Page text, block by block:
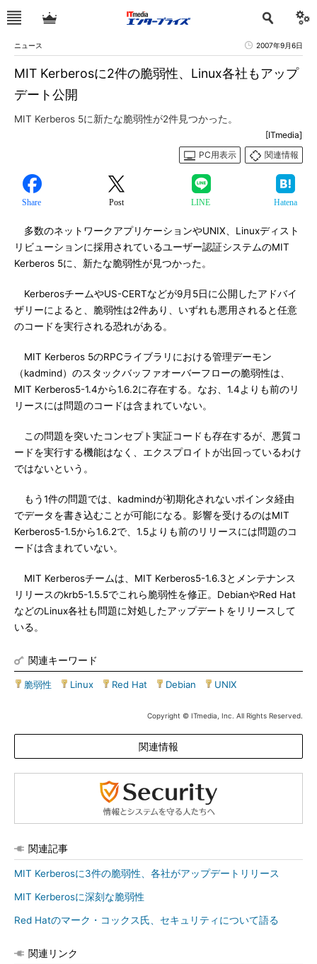
ニュース 2007年9月6日
MIT Kerberosに2件の脆弱性、Linux各社もアップ
デート公開
MIT Kerberos 5に新たな脆弱性が2件見つかった。
[ITmedia]
PC用表示
関連情報
Share Post LINE Hatena
多数のネットワークアプリケーションやUNIX、Linuxディスト
リビューションに採用されているユーザー認証システムのMIT
Kerberos 5に、新たな脆弱性が見つかった。
KerberosチームやUS-CERTなどが9月5日に公開したアドバイ
ザリーによると、脆弱性は2件あり、いずれも悪用されると任意
のコードを実行される恐れがある。
MIT Kerberos 5のRPCライブラリにおける管理デーモン
（kadmind）のスタックバッファオーバーフローの脆弱性は、
MIT Kerberos5-1.4から1.6.2に存在する。なお、1.4よりも前のリ
リースには問題のコードは含まれていない。
この問題を突いたコンセプト実証コードも存在するが、悪質コ
ードを実行する機能はなく、エクスプロイトが出回っているわけ
ではないという。
もう1件の問題では、kadmindが初期化されないポインタ経由
でデータを書き込むことが可能になる。影響を受けるのはMIT
Kerberos5-1.5から1.6.2で、1.5よりも前のリリースには問題のコ
ードは含まれていない。
MIT Kerberosチームは、MIT Kerberos5-1.6.3とメンテナンス
リリースのkrb5-1.5.5でこれら脆弱性を修正。DebianやRed Hat
などのLinux各社も問題に対処したアップデートをリリースして
いる。
関連キーワード
脆弱性 Linux Red Hat Debian UNIX
Copyright © ITmedia, Inc. All Rights Reserved.
関連情報
関連記事
MIT Kerberosに3件の脆弱性、各社がアップデートリリース
MIT Kerberosに深刻な脆弱性
Red Hatのマーク・コックス氏、セキュリティについて語る
関連リンク